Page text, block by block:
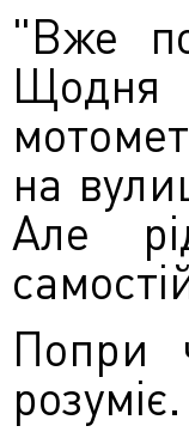
"Вже
Щодня
на
Але
Попри